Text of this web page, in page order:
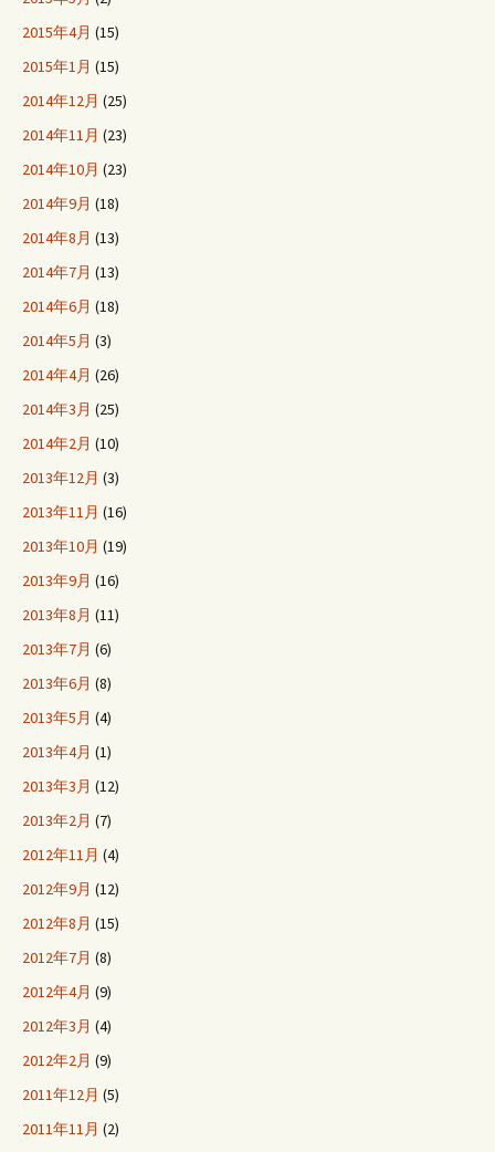
2015年4月 (15)
2015年1月 (15)
2014年12月 (25)
2014年11月 (23)
2014年10月 (23)
2014年9月 (18)
2014年8月 (13)
2014年7月 (13)
2014年6月 (18)
2014年5月 (3)
2014年4月 (26)
2014年3月 (25)
2014年2月 (10)
2013年12月 (3)
2013年11月 (16)
2013年10月 (19)
2013年9月 (16)
2013年8月 (11)
2013年7月 (6)
2013年6月 (8)
2013年5月 (4)
2013年4月 (1)
2013年3月 (12)
2013年2月 (7)
2012年11月 (4)
2012年9月 (12)
2012年8月 (15)
2012年7月 (8)
2012年4月 (9)
2012年3月 (4)
2012年2月 (9)
2011年12月 (5)
2011年11月 (2)